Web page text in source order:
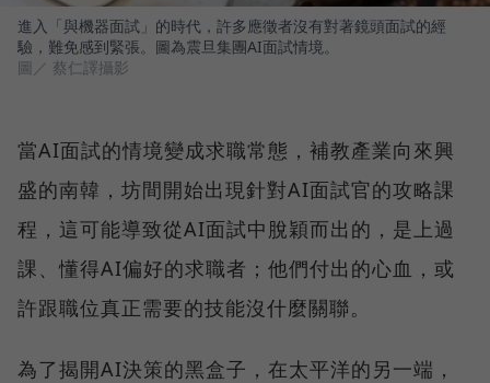
進入「與機器面試」的時代，許多應徵者沒有對著鏡頭面試的經
驗，難免感到緊張。圖為震旦集團AI面試情境。
圖／ 蔡仁譯攝影
當AI面試的情境變成求職常態，補教產業向來興
盛的南韓，坊間開始出現針對AI面試官的攻略課
程，這可能導致從AI面試中脫穎而出的，是上過
課、懂得AI偏好的求職者；他們付出的心血，或
許跟職位真正需要的技能沒什麼關聯。
為了揭開AI決策的黑盒子，在太平洋的另一端，